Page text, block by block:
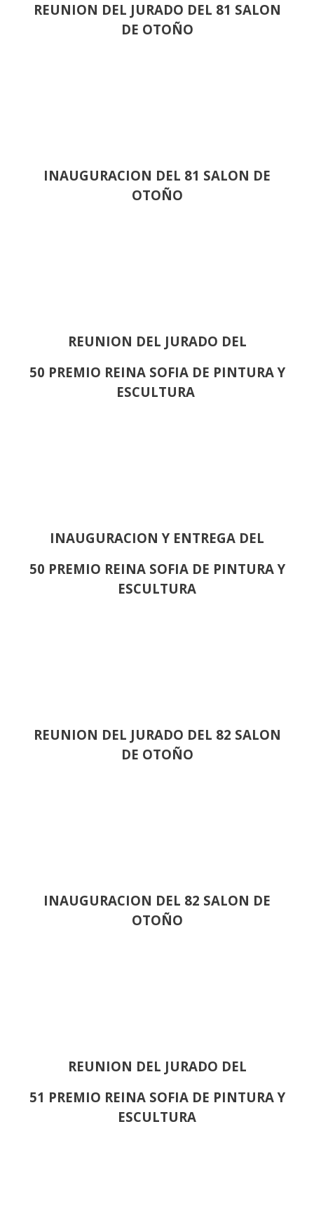
REUNION DEL JURADO DEL 81 SALON
DE OTOÑO
INAUGURACION DEL 81 SALON DE
OTOÑO
REUNION DEL JURADO DEL
50 PREMIO REINA SOFIA DE PINTURA Y
ESCULTURA
INAUGURACION Y ENTREGA DEL
50 PREMIO REINA SOFIA DE PINTURA Y
ESCULTURA
REUNION DEL JURADO DEL 82 SALON
DE OTOÑO
INAUGURACION DEL 82 SALON DE
OTOÑO
REUNION DEL JURADO DEL
51 PREMIO REINA SOFIA DE PINTURA Y
ESCULTURA